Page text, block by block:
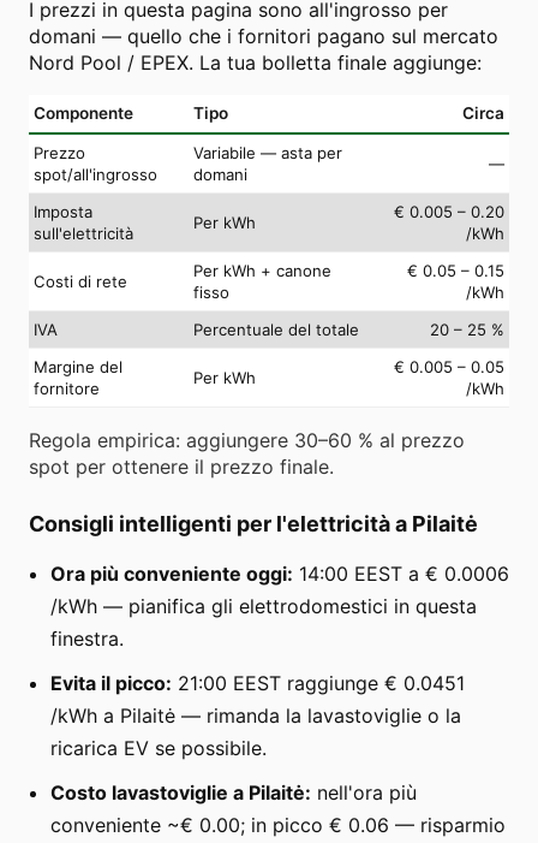
I prezzi in questa pagina sono all'ingrosso per
domani — quello che i fornitori pagano sul mercato
Nord Pool / EPEX. La tua bolletta finale aggiunge:
Componente Tipo Circa
Prezzo
spot/all'ingrosso
Variabile — asta per
domani
—
Imposta
sull'elettricità
Per kWh
€ 0.005 – 0.20
/kWh
Costi di rete
Per kWh + canone
fisso
€ 0.05 – 0.15
/kWh
IVA
Percentuale del totale
20 – 25 %
Margine del
fornitore
Per kWh
€ 0.005 – 0.05
/kWh
Regola empirica: aggiungere 30–60 % al prezzo
spot per ottenere il prezzo finale.
Consigli intelligenti per l'elettricità a Pilaitė
Ora più conveniente oggi: 14:00 EEST a € 0.0006
/kWh — pianifica gli elettrodomestici in questa
finestra.
Evita il picco: 21:00 EEST raggiunge € 0.0451
/kWh a Pilaitė — rimanda la lavastoviglie o la
ricarica EV se possibile.
Costo lavastoviglie a Pilaitė: nell'ora più
conveniente ~€ 0.00; in picco € 0.06 — risparmio